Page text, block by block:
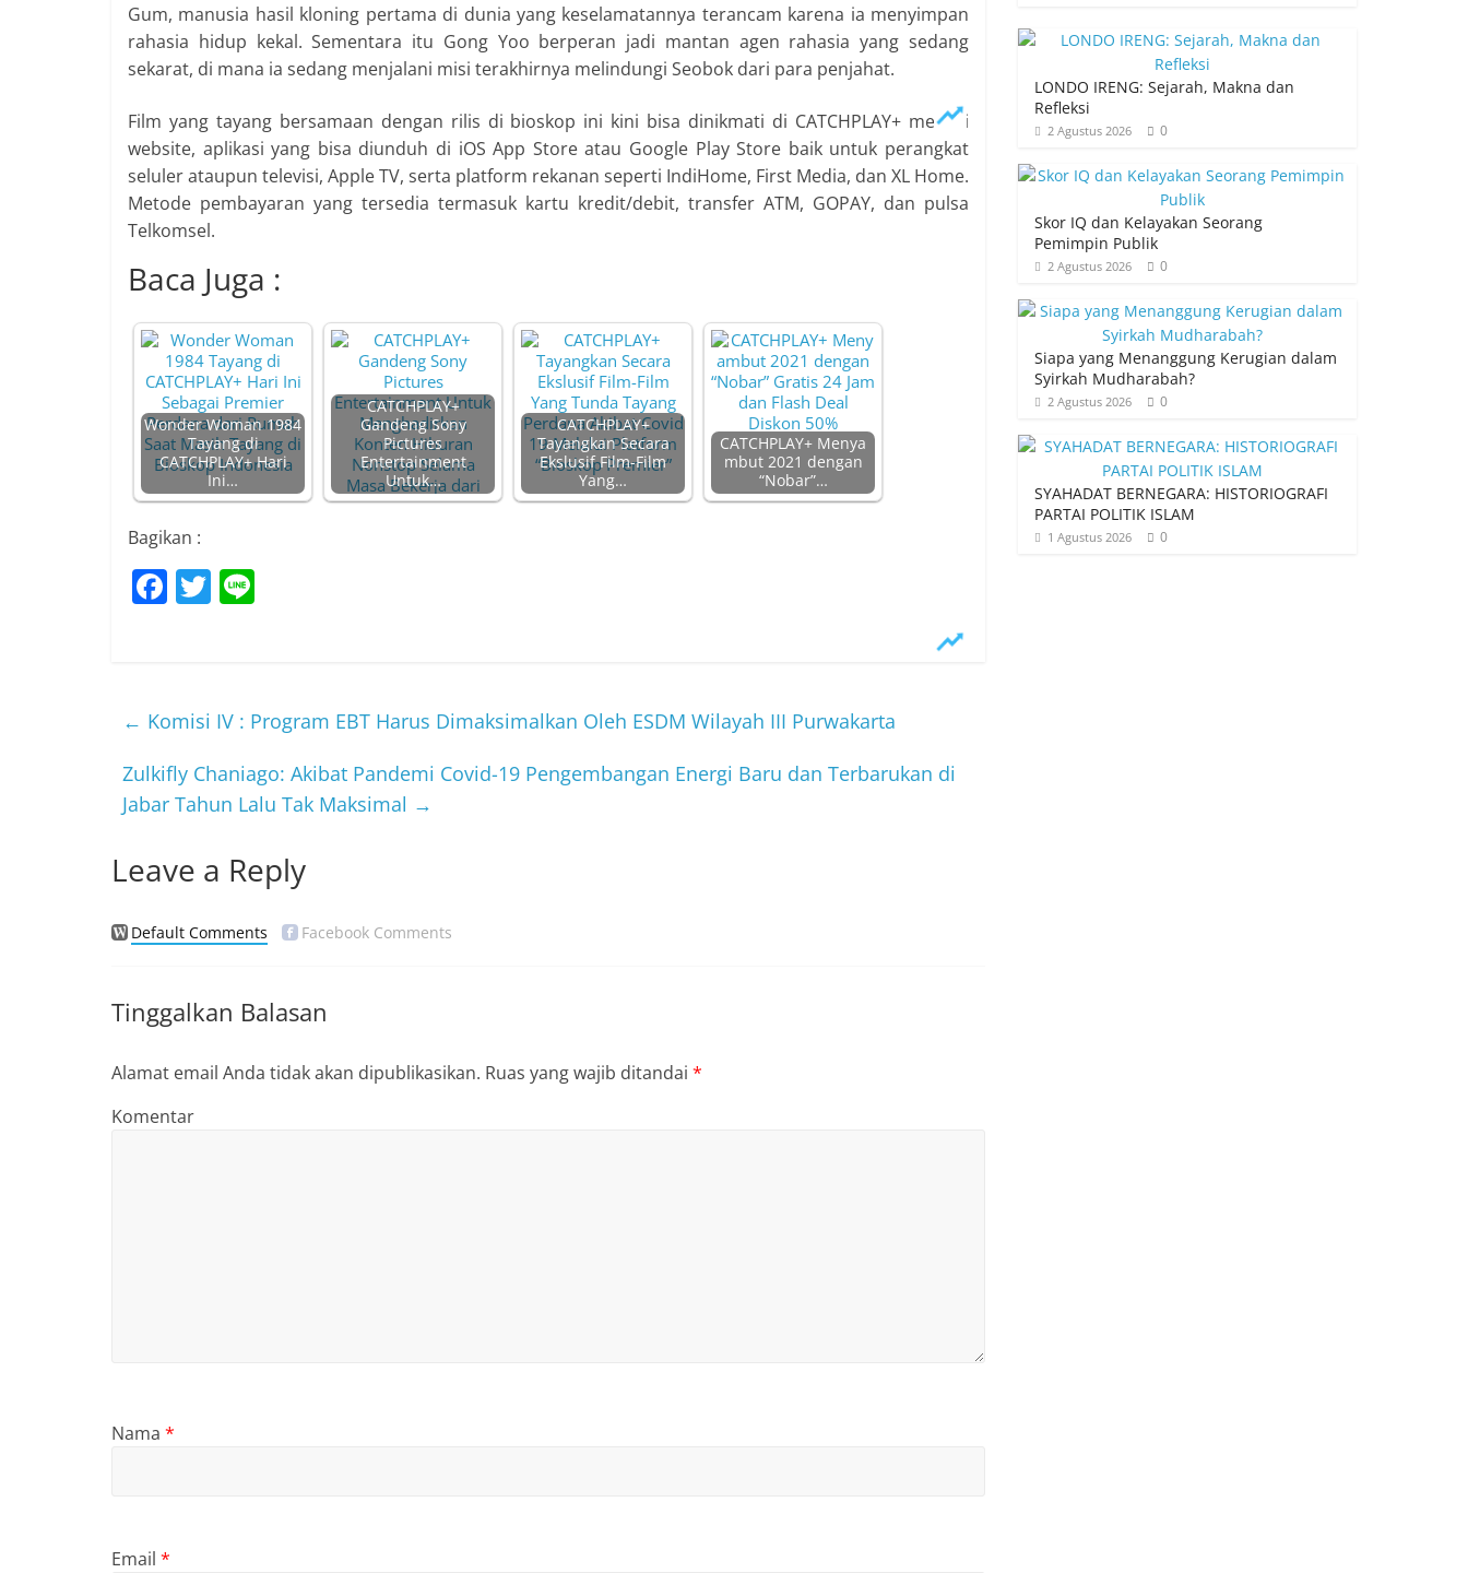
Gum, manusia hasil kloning pertama di dunia yang keselamatannya terancam karena ia menyimpan
rahasia hidup kekal. Sementara itu Gong Yoo berperan jadi mantan agen rahasia yang sedang
sekarat, di mana ia sedang menjalani misi terakhirnya melindungi Seobok dari para penjahat.
Film yang tayang bersamaan dengan rilis di bioskop ini kini bisa dinikmati di CATCHPLAY+ melalui
website, aplikasi yang bisa diunduh di iOS App Store atau Google Play Store baik untuk perangkat
seluler ataupun televisi, Apple TV, serta platform rekanan seperti IndiHome, First Media, dan XL Home.
Metode pembayaran yang tersedia termasuk kartu kredit/debit, transfer ATM, GOPAY, dan pulsa
Telkomsel.
Baca Juga :
Wonder Woman 1984
Tayang di
CATCHPLAY+ Hari
Ini…
CATCHPLAY+
Gandeng Sony
Pictures
Entertainment
Untuk…
CATCHPLAY+
Tayangkan Secara
Ekslusif Film-Film
Yang…
CATCHPLAY+ Menya
mbut 2021 dengan
“Nobar”…
Bagikan :
F
b
o
o
T
← Komisi IV : Program EBT Harus Dimaksimalkan Oleh ESDM Wilayah III Purwakarta
Zulkifly Chaniago: Akibat Pandemi Covid-19 Pengembangan Energi Baru dan Terbarukan di
Jabar Tahun Lalu Tak Maksimal →
Leave a Reply
Default Comments Facebook Comments
Tinggalkan Balasan
Alamat email Anda tidak akan dipublikasikan. Ruas yang wajib ditandai *
Komentar
Nama *
Email *
LONDO IRENG: Sejarah, Makna dan
Refleksi
2 Agustus 2026 0
Skor IQ dan Kelayakan Seorang
Pemimpin Publik
2 Agustus 2026 0
Siapa yang Menanggung Kerugian dalam
Syirkah Mudharabah?
2 Agustus 2026 0
SYAHADAT BERNEGARA: HISTORIOGRAFI
PARTAI POLITIK ISLAM
1 Agustus 2026 0